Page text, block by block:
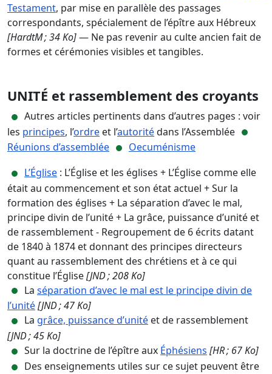
Testament, par mise en parallèle des passages
correspondants, spécialement de l’épître aux Hébreux
[HardtM ; 34 Ko]— Ne pas revenir au culte ancien fait de
formes et cérémonies visibles et tangibles.
UNITÉ et rassemblement des croyants
Autres articles pertinents dans d’autres pages : voir
les principes, l’ordre et l’autoritédans l’Assemblée
Réunions d’assemblée
Oecuménisme
L’Église : L’Église et les églises + L’Église comme elle
était au commencement et son état actuel + Sur la
formation des églises + La séparation d’avec le mal,
principe divin de l’unité + La grâce, puissance d’unité et
de rassemblement - Regroupement de 6 écrits datant
de 1840 à 1874 et donnant des principes directeurs
quant au rassemblement des chrétiens et à ce qui
constitue l’Église[JND ; 208 Ko]
La séparation d’avec le mal est le principe divin de
l’unité[JND ; 47 Ko]
La grâce, puissance d’unité et de rassemblement
[JND ; 45 Ko]
Sur la doctrine de l’épître aux Éphésiens [HR ; 67 Ko]
Des enseignements utiles sur ce sujet peuvent être